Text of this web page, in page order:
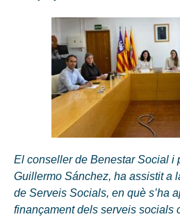
El conseller de Benestar Social i
Guillermo Sánchez, ha assistit a
de Serveis Socials, en què s’ha
finançament dels serveis socials